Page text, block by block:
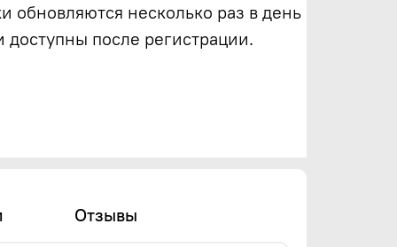
обновляются несколько раз в день
доступны после регистрации.
Отзывы